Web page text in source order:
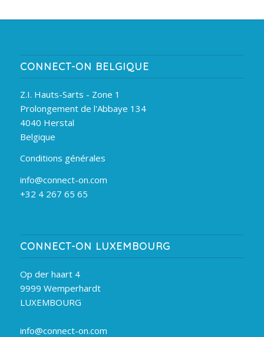
CONNECT-ON BELGIQUE
Z.I. Hauts-Sarts - Zone 1
Prolongement de l'Abbaye 134
4040 Herstal
Belgique
Conditions générales
info@connect-on.com
+32 4 267 65 65
CONNECT-ON LUXEMBOURG
Op der haart 4
9999 Wemperhardt
LUXEMBOURG
info@connect-on.com